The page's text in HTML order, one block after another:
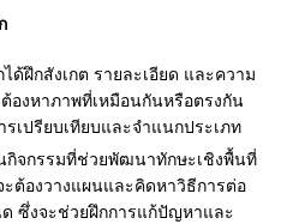
ด้ฝึกสังเกต รายละเอียด และความ
องหาภาพที่เหมือนกันหรือตรงกัน
ปรียบเทียบและจำแนกประเภท
กิจกรรมที่ช่วยพัฒนาทักษะเชิงพื้นที่
ต้องวางแผนและคิดหาวิธีการต่อ
ซึ่งจะช่วยฝึกการแก้ปัญหาและ